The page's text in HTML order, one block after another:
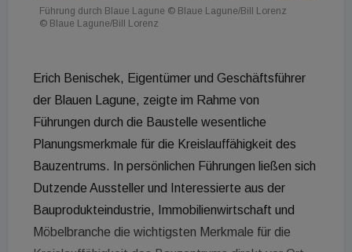
Führung durch Blaue Lagune © Blaue Lagune/Bill Lorenz
© Blaue Lagune/Bill Lorenz
Erich Benischek, Eigentümer und Geschäftsführer
der Blauen Lagune, zeigte im Rahme von
Führungen durch die Baustelle wesentliche
Planungsmerkmale für die Kreislauffähigkeit des
Bauzentrums. In persönlichen Führungen ließen sich
Dutzende Aussteller und Interessierte aus der
Bauprodukteindustrie, Immobilienwirtschaft und
Möbelbranche die wichtigsten Merkmale für die